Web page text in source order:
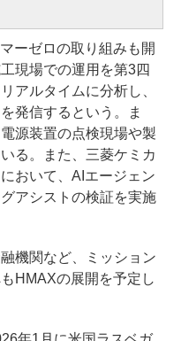
ーゼロの取り組みも開
現場での運用を第3四
アルタイムに分析し、
発信するという。ま
源装置の点検現場や製
る。また、三菱ケミカ
おいて、AIエージェン
アシストの検証を実施
機関など、ミッション
HMAXの展開を予定し